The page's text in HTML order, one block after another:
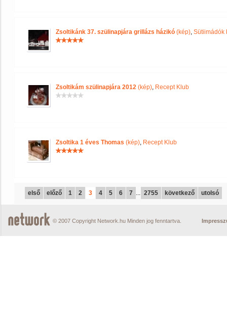
Zsoltikánk 37. szülinapjára grillázs házikó (kép), Sütiimádók
Zsoltikám szülinapjára 2012 (kép), Recept Klub
Zsoltika 1 éves Thomas (kép), Recept Klub
első előző 1 2 3 4 5 6 7 ... 2755 következő utolsó
© 2007 Copyright Network.hu Minden jog fenntartva.